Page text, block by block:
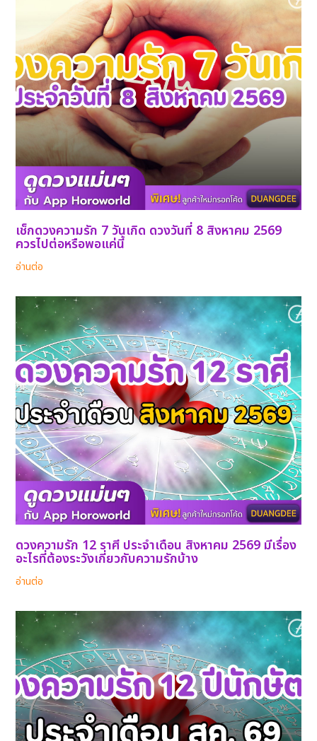
เช็กดวงความรัก 7 วันเกิด ดวงวันที่ 8 สิงหาคม 2569
ควรไปต่อหรือพอแค่นี้
อ่านต่อ
ดวงความรัก 12 ราศี ประจำเดือน สิงหาคม 2569 มีเรื่อง
อะไรที่ต้องระวังเกี่ยวกับความรักบ้าง
อ่านต่อ